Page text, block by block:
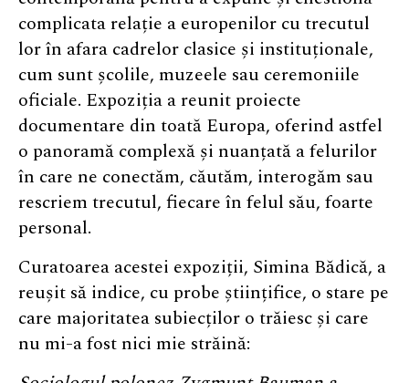
complicata relație a europenilor cu trecutul
lor în afara cadrelor clasice și instituționale,
cum sunt școlile, muzeele sau ceremoniile
oficiale. Expoziția a reunit proiecte
documentare din toată Europa, oferind astfel
o panoramă complexă și nuanțată a felurilor
în care ne conectăm, căutăm, interogăm sau
rescriem trecutul, fiecare în felul său, foarte
personal.
Curatoarea acestei expoziții, Simina Bădică, a
reușit să indice, cu probe științifice, o stare pe
care majoritatea subiecților o trăiesc și care
nu mi-a fost nici mie străină: